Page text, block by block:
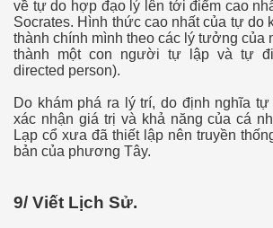
về tự do hợp đạo lý lên tới điểm cao
Socrates. Hình thức cao nhất của tự do
thành chính mình theo các lý tưởng của
thành một con người tự lập và tự
directed person).
Do khám phá ra lý trí, do định nghĩa
xác nhận giá trị và khả năng của cá
Lạp cổ xưa đã thiết lập nên truyền
bản của phương Tây.
9/ Viết Lịch Sử.